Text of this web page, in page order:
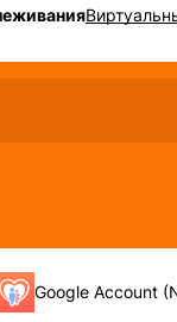
Google Account